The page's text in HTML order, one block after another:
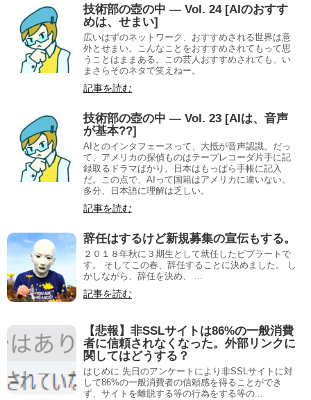
技術部の壺の中 — Vol. 24 [AIのおすす
めは、せまい]
広いはずのネットワーク、おすすめされる世界は意
外とせまい。こんなことをおすすめされてもって思
うことはままある。この芸人おすすめされても、い
まさらそのネタで笑えねー。
記事を読む
技術部の壺の中 — Vol. 23 [AIは、音声
が基本??]
AIとのインタフェースって、大抵が音声認識。だっ
て、アメリカの探偵ものはテープレコーダ片手に記
録取るドラマばかり。日本はもっぱら手帳に記入
だ。この点で、AIって国籍はアメリカに違いない。
多分、日本語に理解は乏しい。
記事を読む
辞任はするけど新規募集の宣伝もする。
２０１８年秋に３期生として就任したビブラートで
す。 そしてこの春、辞任することに決めました。 し
かしながら、辞任を決め、 ...
記事を読む
【悲報】非SSLサイトは86%の一般消費
者に信頼されなくなった。外部リンクに
関してはどうする？
はじめに 先日のアンケートにより非SSLサイトに対
して86%の一般消費者の信頼感を得ることができ
ず、サイトを離脱する等の行為をする等の...